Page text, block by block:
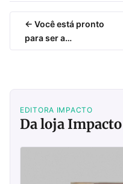
← Você está pronto
para ser a…
EDITORA IMPACTO
Da loja Impacto